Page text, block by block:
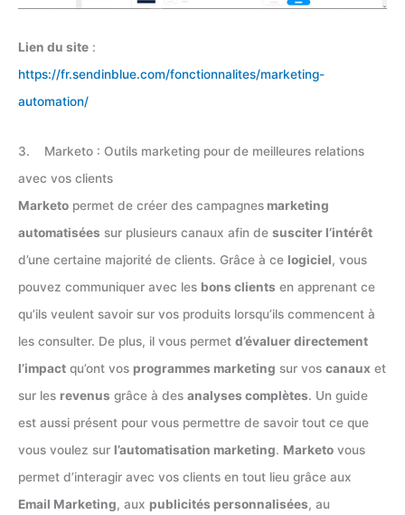
Lien du site :
https://fr.sendinblue.com/fonctionnalites/marketing-
automation/
3. Marketo : Outils marketing pour de meilleures relations
avec vos clients
Marketo permet de créer des campagnes marketing
automatisées sur plusieurs canaux afin de susciter l’intérêt
d’une certaine majorité de clients. Grâce à ce logiciel, vous
pouvez communiquer avec les bons clients en apprenant ce
qu’ils veulent savoir sur vos produits lorsqu’ils commencent à
les consulter. De plus, il vous permet d’évaluer directement
l’impact qu’ont vos programmes marketing sur vos canaux et
sur les revenus grâce à des analyses complètes. Un guide
est aussi présent pour vous permettre de savoir tout ce que
vous voulez sur l’automatisation marketing. Marketo vous
permet d’interagir avec vos clients en tout lieu grâce aux
Email Marketing, aux publicités personnalisées, au